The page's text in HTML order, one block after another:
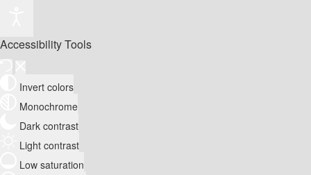
Accessibility Tools
Invert colors
Monochrome
Dark contrast
Light contrast
Low saturation